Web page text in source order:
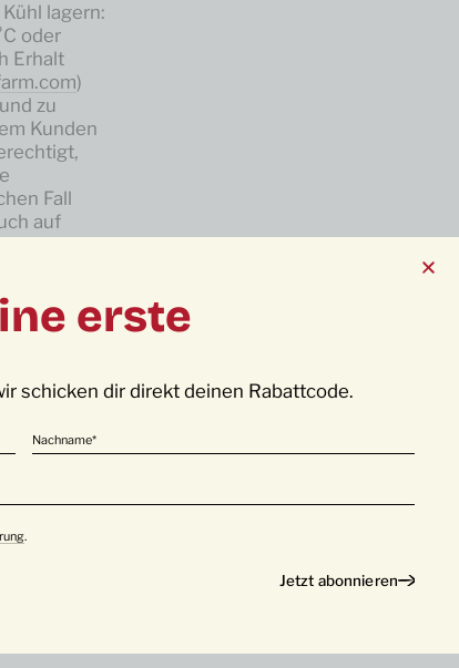
lagern:
oder
Erhalt
)
zu
Kunden
Fall
auf
nicht
beglichen
oder
erste
schicken dir direkt deinen Rabattcode.
Nachname
.